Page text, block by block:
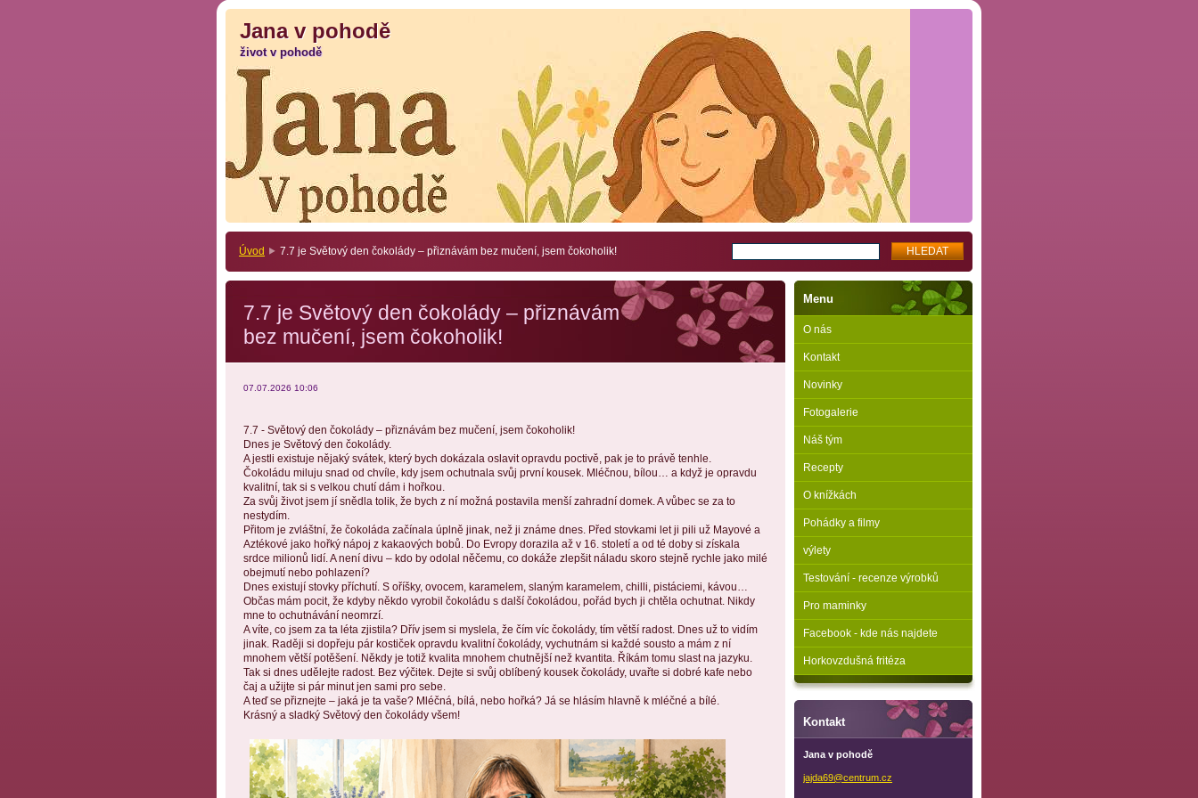
Jana v pohodě
Jana v pohodě
život v pohodě
život v pohodě
Úvod 7.7 je Světový den čokolády – přiznávám bez mučení, jsem čokoholik!
7.7 je Světový den čokolády – přiznávám
bez mučení, jsem čokoholik!
07.07.2026 10:06
7.7 - Světový den čokolády – přiznávám bez mučení, jsem čokoholik!
Dnes je Světový den čokolády.
A jestli existuje nějaký svátek, který bych dokázala oslavit opravdu poctivě, pak je to právě tenhle.
Čokoládu miluju snad od chvíle, kdy jsem ochutnala svůj první kousek. Mléčnou, bílou… a když je opravdu
kvalitní, tak si s velkou chutí dám i hořkou.
Za svůj život jsem jí snědla tolik, že bych z ní možná postavila menší zahradní domek. A vůbec se za to
nestydím.
Přitom je zvláštní, že čokoláda začínala úplně jinak, než ji známe dnes. Před stovkami let ji pili už Mayové a
Aztékové jako hořký nápoj z kakaových bobů. Do Evropy dorazila až v 16. století a od té doby si získala
srdce milionů lidí. A není divu – kdo by odolal něčemu, co dokáže zlepšit náladu skoro stejně rychle jako milé
obejmutí nebo pohlazení?
Dnes existují stovky příchutí. S oříšky, ovocem, karamelem, slaným karamelem, chilli, pistáciemi, kávou…
Občas mám pocit, že kdyby někdo vyrobil čokoládu s další čokoládou, pořád bych ji chtěla ochutnat. Nikdy
mne to ochutnávání neomrzí.
A víte, co jsem za ta léta zjistila? Dřív jsem si myslela, že čím víc čokolády, tím větší radost. Dnes už to vidím
jinak. Raději si dopřeju pár kostiček opravdu kvalitní čokolády, vychutnám si každé sousto a mám z ní
mnohem větší potěšení. Někdy je totiž kvalita mnohem chutnější než kvantita. Říkám tomu slast na jazyku.
Tak si dnes udělejte radost. Bez výčitek. Dejte si svůj oblíbený kousek čokolády, uvařte si dobré kafe nebo
čaj a užijte si pár minut jen sami pro sebe.
A teď se přiznejte – jaká je ta vaše? Mléčná, bílá, nebo hořká? Já se hlásím hlavně k mléčné a bílé.
Krásný a sladký Světový den čokolády všem!
Menu
O nás
Kontakt
Novinky
Fotogalerie
Náš tým
Recepty
O knížkách
Pohádky a filmy
výlety
Testování - recenze výrobků
Pro maminky
Facebook - kde nás najdete
Horkovzdušná fritéza
Kontakt
Jana v pohodě
jajda69@centrum. cz